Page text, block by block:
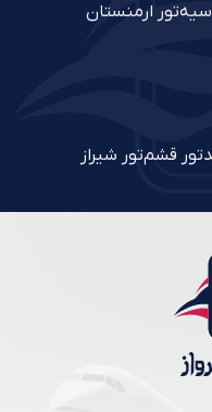
تور ارمنستان
تور قشمتور شیراز